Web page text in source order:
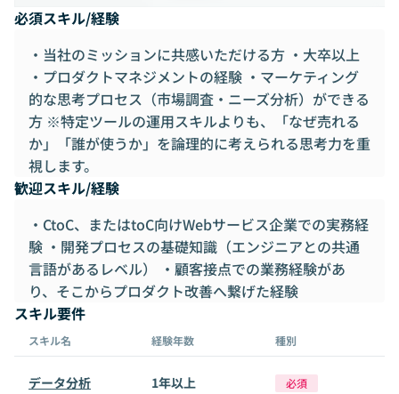
必須スキル/経験
・当社のミッションに共感いただける方 ・大卒以上
・プロダクトマネジメントの経験 ・マーケティング
的な思考プロセス（市場調査・ニーズ分析）ができる
方 ※特定ツールの運用スキルよりも、「なぜ売れる
か」「誰が使うか」を論理的に考えられる思考力を重
視します。
歓迎スキル/経験
・CtoC、またはtoC向けWebサービス企業での実務経
験 ・開発プロセスの基礎知識（エンジニアとの共通
言語があるレベル） ・顧客接点での業務経験があ
り、そこからプロダクト改善へ繋げた経験
スキル要件
スキル名 経験年数 種別
データ分析 1年以上 必須